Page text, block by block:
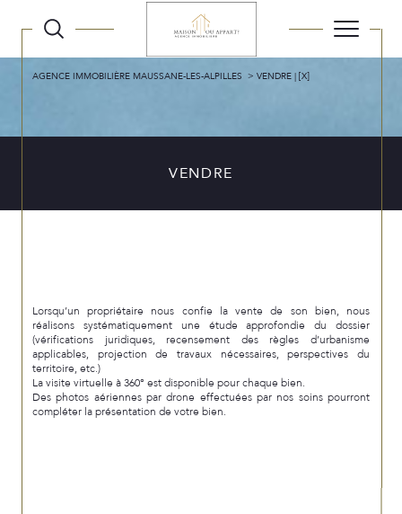
AGENCE IMMOBILIÈRE MAUSSANE-LES-ALPILLES VENDRE | [X]
VENDRE
Lorsqu’un propriétaire nous confie la vente de son bien, nous
réalisons systématiquement une étude approfondie du dossier
(vérifications juridiques, recensement des règles d’urbanisme
applicables, projection de travaux nécessaires, perspectives du
territoire, etc.)
La visite virtuelle à 360° est disponible pour chaque bien.
Des photos aériennes par drone effectuées par nos soins pourront
compléter la présentation de votre bien.